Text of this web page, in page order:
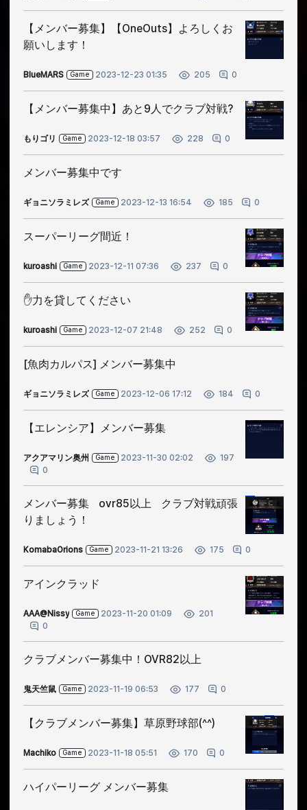
【メンバー募集】【OneOuts】よろしくお
願いします！
BlueMARS Game 2023-12-23 01:35 205 0
【メンバー募集中】あと9人でクラブ対戦?
もりゴリ Game 2023-12-18 03:57 228 0
メンバー募集中です
ギョニソラミレズ Game 2023-12-13 16:54 185 0
スーパーリーグ間近！
kuroashi Game 2023-12-11 07:36 237 0
✋力を貸してください
kuroashi Game 2023-12-07 21:48 252 0
[魚肉カルパス] メンバー募集中
ギョニソラミレズ Game 2023-12-06 17:12 184 0
【エレンシア】メンバー募集
アクアマリン奥州 Game 2023-11-30 02:02
197
0
メンバー募集 ovr85以上 クラブ対戦頑張
りましょう！
KomabaOrions Game 2023-11-21 13:26 175 0
アインクラッド
AAA@Nissy Game 2023-11-20 01:09
201
0
クラブメンバー募集中！OVR82以上
鬼天竺鼠 Game 2023-11-19 06:53 177 0
【クラブメンバー募集】草原野球部(^^)
Machiko Game 2023-11-18 05:51 170 0
ハイパーリーグ メンバー募集